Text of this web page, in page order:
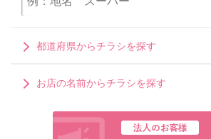
都道府県からチラシを探す
お店の名前からチラシを探す